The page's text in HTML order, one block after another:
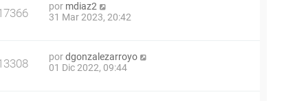
por mdiaz2
31 Mar 2023, 20:42
pordgonzalezarroyo
01 Dic 2022, 09:44